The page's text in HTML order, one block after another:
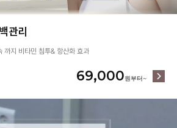
관리
까지 비타민 침투& 항산화 효과
69,000